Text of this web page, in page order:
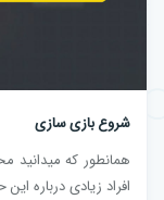
شروع بازی سازی
همانطور که میدانید
افراد زیادی درباره